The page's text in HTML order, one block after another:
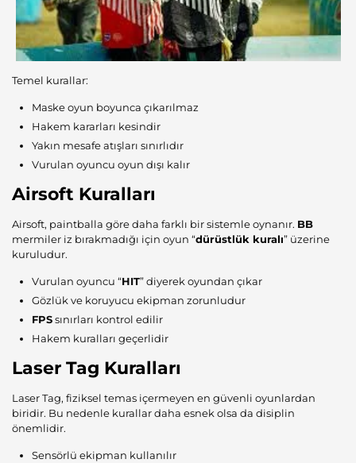
Temel kurallar:
Maske oyun boyunca çıkarılmaz
Hakem kararları kesindir
Yakın mesafe atışları sınırlıdır
Vurulan oyuncu oyun dışı kalır
Airsoft Kuralları
Airsoft, paintballa göre daha farklı bir sistemle oynanır. BB
mermiler iz bırakmadığı için oyun “dürüstlük kuralı” üzerine
kuruludur.
Vurulan oyuncu “HIT” diyerek oyundan çıkar
Gözlük ve koruyucu ekipman zorunludur
FPSsınırları kontrol edilir
Hakem kuralları geçerlidir
Laser Tag Kuralları
Laser Tag, fiziksel temas içermeyen en güvenli oyunlardan
biridir. Bu nedenle kurallar daha esnek olsa da disiplin
önemlidir.
Sensörlü ekipman kullanılır